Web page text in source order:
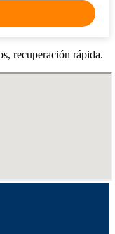
recuperación rápida.